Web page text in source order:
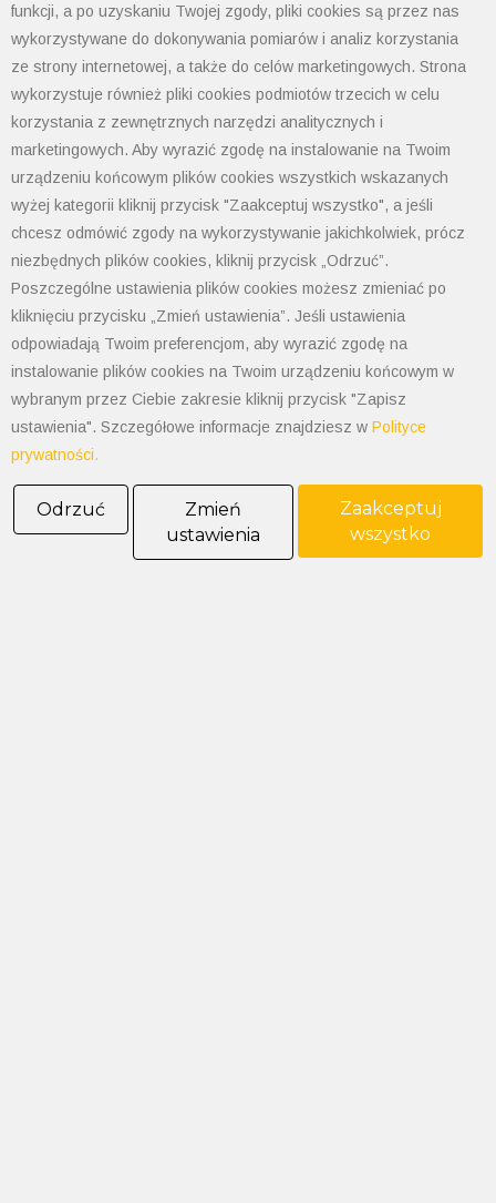
funkcji, a po uzyskaniu Twojej zgody, pliki cookies są przez nas
wykorzystywane do dokonywania pomiarów i analiz korzystania
ze strony internetowej, a także do celów marketingowych. Strona
wykorzystuje również pliki cookies podmiotów trzecich w celu
korzystania z zewnętrznych narzędzi analitycznych i
marketingowych. Aby wyrazić zgodę na instalowanie na Twoim
urządzeniu końcowym plików cookies wszystkich wskazanych
wyżej kategorii kliknij przycisk "Zaakceptuj wszystko", a jeśli
chcesz odmówić zgody na wykorzystywanie jakichkolwiek, prócz
niezbędnych plików cookies, kliknij przycisk „Odrzuć”.
Poszczególne ustawienia plików cookies możesz zmieniać po
kliknięciu przycisku „Zmień ustawienia”. Jeśli ustawienia
odpowiadają Twoim preferencjom, aby wyrazić zgodę na
instalowanie plików cookies na Twoim urządzeniu końcowym w
wybranym przez Ciebie zakresie kliknij przycisk "Zapisz
ustawienia". Szczegółowe informacje znajdziesz w Polityce
prywatności.
Odrzuć
Zmień
ustawienia
Zaakceptuj
wszystko
pełnią funkcje zabezpieczeniowe w instalacjach
elektrycznych niskich napięć jako standardowe
budynkach i infrastrukturze. Stosowane są rozdzielniach
niskich napięć do sterowania głównymi liniami
zasilającymi, w lokalnych tablicach rozdzielczych oraz
jako wyłączniki główne do zasilania maszyn i systemów w
przemyśle. Seria Compact NSX oferuje szereg
wymiennych wyzwalaczy, zarówno termomagnetycznych,
magnetycznych, jak i elektronicznych. Elektroniczne
wersje wyzwalacza Micrologic 5 i 6 dostępne w katalogu
głównym oferują komunikację i pomiary dzięki czemu
dostarczają wszystkie informacje potrzbne do
zarządzania instalacją elektryczną i optymalizują zużycie
energii.